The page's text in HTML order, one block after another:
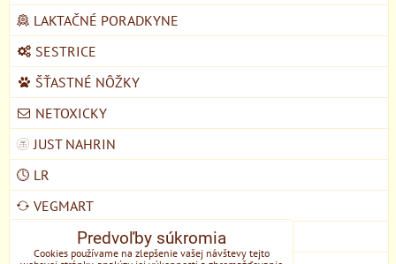
LAKTAČNÉ PORADKYNE
SESTRICE
ŠŤASTNÉ NÔŽKY
NETOXICKY
JUST NAHRIN
LR
VEGMART
MYCOMEDICA
Predvoľby súkromia
Cookies používame na zlepšenie vašej návštevy tejto